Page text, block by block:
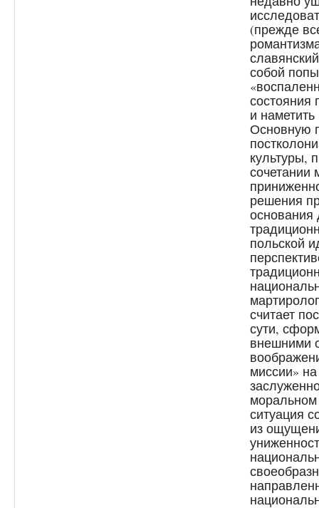
(прежде
собой
состояния
и
Основную
культуры,
решения
основания
польской
считает
сути,
внешними
миссии»
ситуация
из